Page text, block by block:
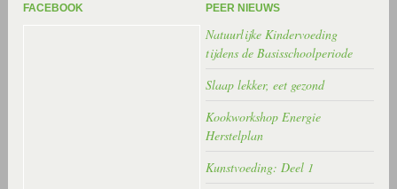
FACEBOOK PEER NIEUWS
Natuurlijke Kindervoeding
tijdens de Basisschoolperiode
Slaap lekker, eet gezond
Kookworkshop Energie
Herstelplan
Kunstvoeding: Deel 1